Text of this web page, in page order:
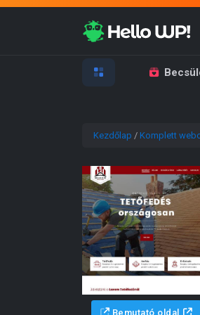
Kezdőlap / Komplett
Bemutató oldal